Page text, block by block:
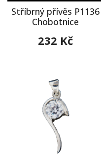
Stříbrný přívěs P1136
Chobotnice
232 Kč